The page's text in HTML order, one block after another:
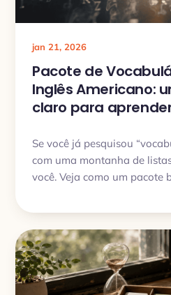
jan 21, 2026
Pacote de
Inglês Americano:
claro para
Se você já pesquisou
com uma montanha de
você. Veja como um pacote
verdade, e como o My
transformar palavras em